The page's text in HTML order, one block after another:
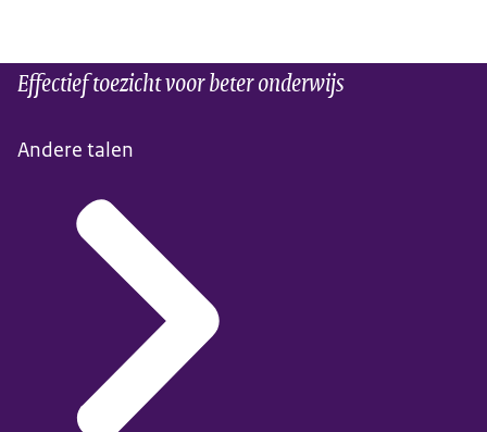
Effectief toezicht voor beter onderwijs
Andere talen